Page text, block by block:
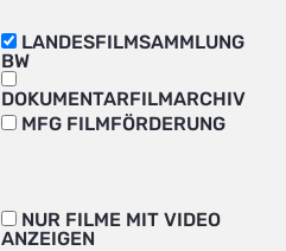
LANDESFILMSAMMLUNG
BW
DOKUMENTARFILMARCHIV
MFG FILMFÖRDERUNG
NUR FILME MIT VIDEO
ANZEIGEN